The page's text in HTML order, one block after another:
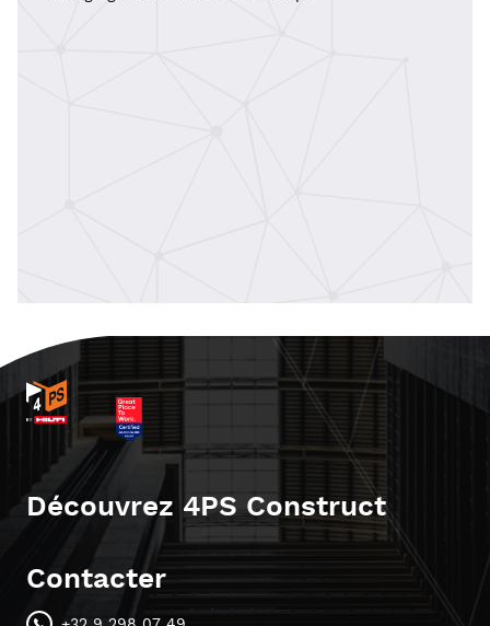
Découvrez 4PS Construct
Contacter